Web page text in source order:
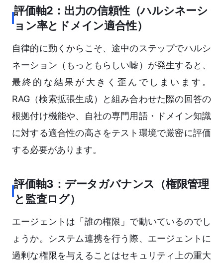
評価軸2：出力の信頼性（ハルシネーシ
ョン率とドメイン適合性）
自律的に動くからこそ、途中のステップでハルシ
ネーション（もっともらしい嘘）が発生すると、
最終的な結果が大きく歪んでしまいます。
RAG（検索拡張生成）と組み合わせた際の回答の
根拠付け機能や、自社の専門用語・ドメイン知識
に対する適合性の高さをテスト環境で厳密に評価
する必要があります。
評価軸3：データガバナンス（権限管理
と監査ログ）
エージェントは「誰の権限」で動いているのでし
ょうか。システム連携を行う際、エージェントに
過剰な権限を与えることはセキュリティ上の重大